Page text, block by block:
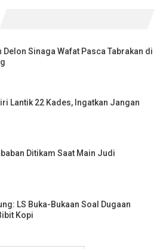
Delon Sinaga Wafat Pasca Tabrakan di
Lantik 22 Kades, Ingatkan Jangan
Ditikam Saat Main Judi
LS Buka-Bukaan Soal Dugaan
Kopi